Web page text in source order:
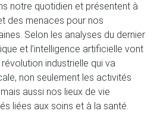
notre quotidien et présentent à
des menaces pour nos
Selon les analyses du dernier
et l’intelligence artificielle vont
industrielle qui va
non seulement les activités
aussi nos lieux de vie
liées aux soins et à la santé.